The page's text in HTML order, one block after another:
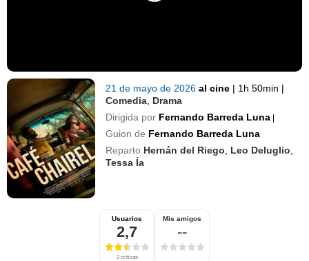
21 de mayo de 2026al cine | 1h 50min |
Comedia Drama
Dirigida por Fernando Barreda Luna |
Guion de Fernando Barreda Luna
Reparto Hernán del Riego Leo Deluglio
Tessa Ía
Usuarios
2,7
2 críticas
Mis amigos
--